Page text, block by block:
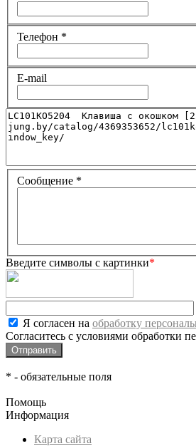
Телефон *
E-mail
Сообщение *
Введите символы с картинки*
Я согласен на обработку
Согласитесь с условиями обработки
* - обязательные поля
Помощь
Информация
Карта сайта